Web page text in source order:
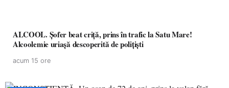
ALCOOL. Șofer beat criță, prins în trafic la Satu Mare!
Alcoolemie uriașă descoperită de polițiști
acum 15 ore